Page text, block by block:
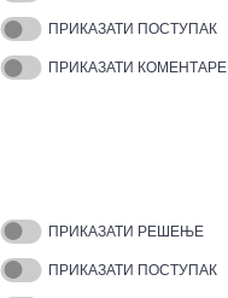
ПРИКАЗАТИ ПОСТУПАК
ПРИКАЗАТИ КОМЕНТАРЕ
ПРИКАЗАТИ РЕШЕЊЕ
ПРИКАЗАТИ ПОСТУПАК